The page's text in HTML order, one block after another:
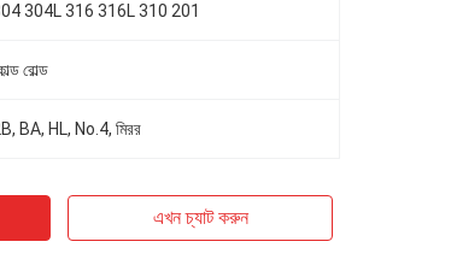
304L 316 316L 310 201
রোল্ড
BA, HL, No.4, মিরর
এখন চ্যাট করুন